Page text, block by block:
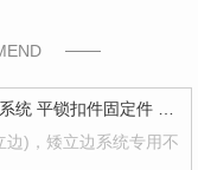
边)，矮立边系统专用不